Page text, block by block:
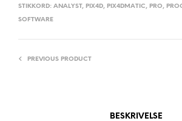
V
STIKKORD: ANALYST, PIX4D, PIX4DMATIC, PRO,
SOFTWARE
PREVIOUS PRODUCT
BESKRIVELSE